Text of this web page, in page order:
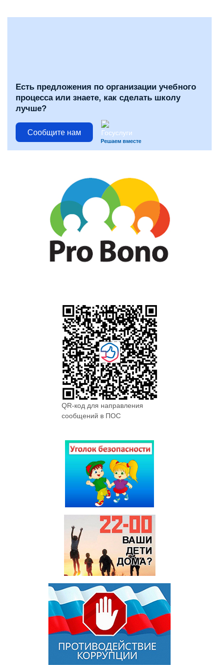
Есть предложения по организации учебного
процесса или знаете, как сделать школу
лучше?
Сообщите нам
Решаем вместе
QR-код для направления
сообщений в ПОС